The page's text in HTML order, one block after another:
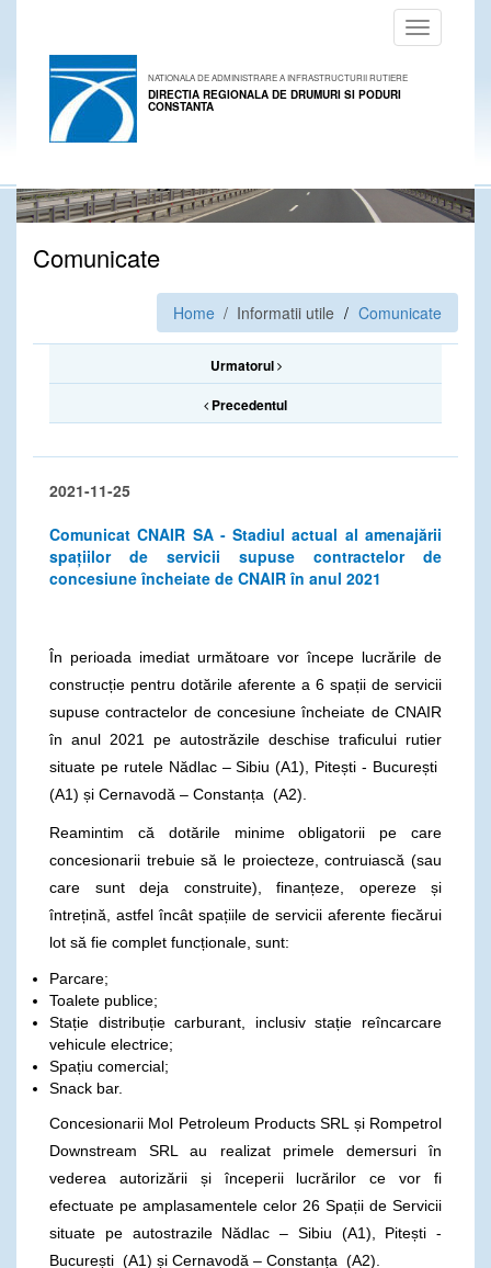
Toggle
navigation
NATIONALA DE ADMINISTRARE A INFRASTRUCTURII RUTIERE
DIRECTIA REGIONALA DE DRUMURI SI PODURI
CONSTANTA
Comunicate
Home / Informatii utile Comunicate
Urmatorul
Precedentul
2021-11-25
Comunicat CNAIR SA - Stadiul actual al amenajării
spațiilor de servicii supuse contractelor de
concesiune încheiate de CNAIR în anul 2021
În perioada imediat următoare vor începe lucrările de
construcție pentru dotările aferente a 6 spații de servicii
supuse contractelor de concesiune încheiate de CNAIR
în anul 2021 pe autostrăzile deschise traficului rutier
situate pe rutele Nădlac – Sibiu (A1), Pitești - București
(A1) și Cernavodă – Constanța (A2).
Reamintim că dotările minime obligatorii pe care
concesionarii trebuie să le proiecteze, contruiască (sau
care sunt deja construite), finanțeze, opereze și
întrețină, astfel încât spațiile de servicii aferente fiecărui
lot să fie complet funcționale, sunt:
Parcare;
Toalete publice;
Stație distribuție carburant, inclusiv stație reîncarcare
vehicule electrice;
Spațiu comercial;
Snack bar.
Concesionarii Mol Petroleum Products SRL și Rompetrol
Downstream SRL au realizat primele demersuri în
vederea autorizării și începerii lucrărilor ce vor fi
efectuate pe amplasamentele celor 26 Spații de Servicii
situate pe autostrazile Nădlac – Sibiu (A1), Pitești -
București (A1) și Cernavodă – Constanța (A2).